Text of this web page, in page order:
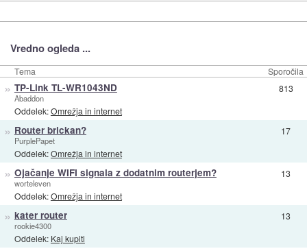
Vredno ogleda ...
Tema Sporočila
» TP-Link TL-WR1043ND
Abaddon
Oddelek:Omrežja in internet
813
» Router brickan?
PurplePapet
Oddelek:Omrežja in internet
17
» Ojačanje WIFI signala z dodatnim routerjem?
worteleven
Oddelek:Omrežja in internet
13
» kater router
rookie4300
Oddelek: Kaj kupiti
13